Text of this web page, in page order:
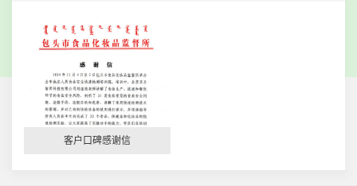
客户口碑感谢信